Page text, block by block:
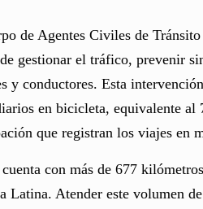
de Agentes Civiles de
gestionar el tráfico, prevenir
y conductores. Esta
en bicicleta, equivalente al
que registran los viajes en
con más de 677
Latina. Atender este volumen